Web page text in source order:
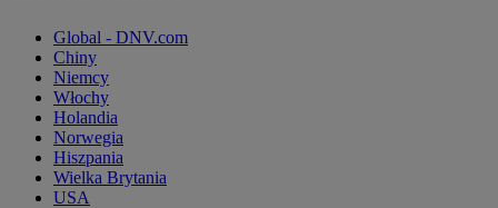
Global - DNV.com
Chiny
Niemcy
Włochy
Holandia
Norwegia
Hiszpania
Wielka Brytania
USA